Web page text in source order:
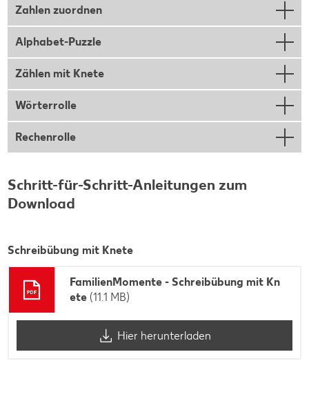
Zahlen zuordnen
Alphabet-Puzzle
Zählen mit Knete
Wörterrolle
Rechenrolle
Schritt-für-Schritt-Anleitungen zum
Download
Schreibübung mit Knete
FamilienMomente - Schreibübung mit Kn
ete (11.1 MB)
Hier herunterladen